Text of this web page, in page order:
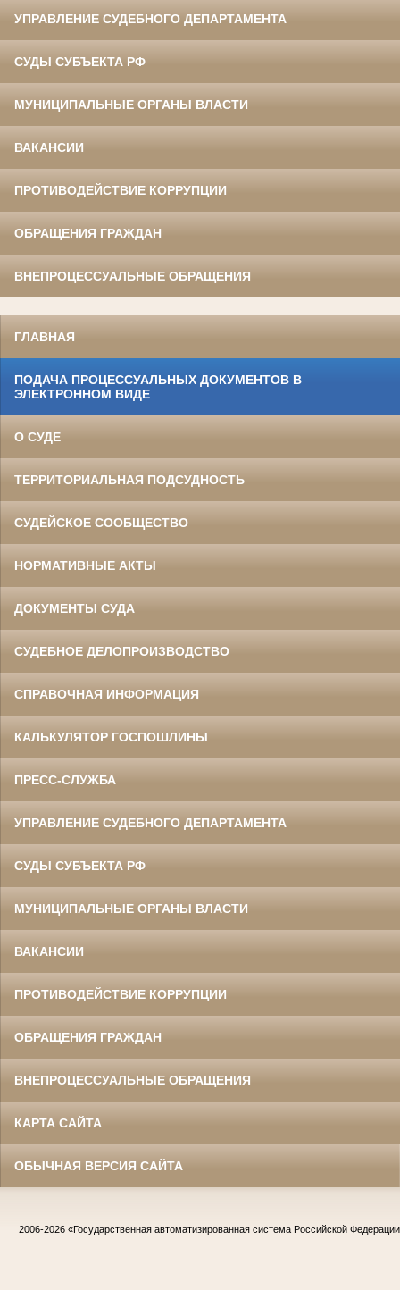
УПРАВЛЕНИЕ СУДЕБНОГО ДЕПАРТАМЕНТА
СУДЫ СУБЪЕКТА РФ
МУНИЦИПАЛЬНЫЕ ОРГАНЫ ВЛАСТИ
ВАКАНСИИ
ПРОТИВОДЕЙСТВИЕ КОРРУПЦИИ
ОБРАЩЕНИЯ ГРАЖДАН
ВНЕПРОЦЕССУАЛЬНЫЕ ОБРАЩЕНИЯ
ГЛАВНАЯ
ПОДАЧА ПРОЦЕССУАЛЬНЫХ ДОКУМЕНТОВ В
ЭЛЕКТРОННОМ ВИДЕ
О СУДЕ
ТЕРРИТОРИАЛЬНАЯ ПОДСУДНОСТЬ
СУДЕЙСКОЕ СООБЩЕСТВО
НОРМАТИВНЫЕ АКТЫ
ДОКУМЕНТЫ СУДА
СУДЕБНОЕ ДЕЛОПРОИЗВОДСТВО
СПРАВОЧНАЯ ИНФОРМАЦИЯ
КАЛЬКУЛЯТОР ГОСПОШЛИНЫ
ПРЕСС-СЛУЖБА
УПРАВЛЕНИЕ СУДЕБНОГО ДЕПАРТАМЕНТА
СУДЫ СУБЪЕКТА РФ
МУНИЦИПАЛЬНЫЕ ОРГАНЫ ВЛАСТИ
ВАКАНСИИ
ПРОТИВОДЕЙСТВИЕ КОРРУПЦИИ
ОБРАЩЕНИЯ ГРАЖДАН
ВНЕПРОЦЕССУАЛЬНЫЕ ОБРАЩЕНИЯ
КАРТА САЙТА
ОБЫЧНАЯ ВЕРСИЯ САЙТА
2006-2026 «Государственная автоматизированная система Российской